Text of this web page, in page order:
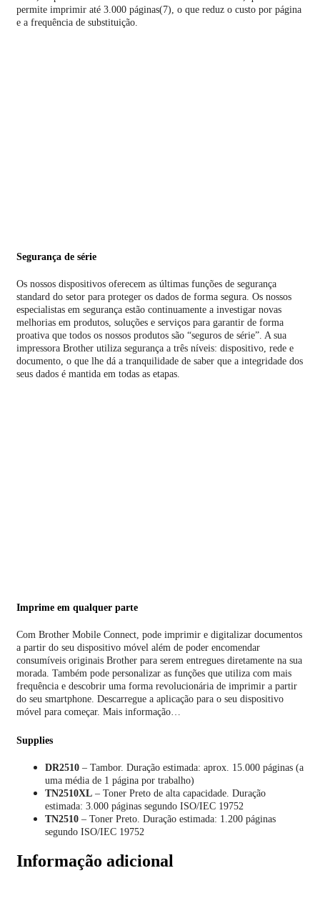
permite imprimir até 3.000 páginas(7), o que reduz o custo por página
e a frequência de substituição.
Segurança de série
Os nossos dispositivos oferecem as últimas funções de segurança
standard do setor para proteger os dados de forma segura. Os nossos
especialistas em segurança estão continuamente a investigar novas
melhorias em produtos, soluções e serviços para garantir de forma
proativa que todos os nossos produtos são “seguros de série”. A sua
impressora Brother utiliza segurança a três níveis: dispositivo, rede e
documento, o que lhe dá a tranquilidade de saber que a integridade dos
seus dados é mantida em todas as etapas.
Imprime em qualquer parte
Com Brother Mobile Connect, pode imprimir e digitalizar documentos
a partir do seu dispositivo móvel além de poder encomendar
consumíveis originais Brother para serem entregues diretamente na sua
morada. Também pode personalizar as funções que utiliza com mais
frequência e descobrir uma forma revolucionária de imprimir a partir
do seu smartphone. Descarregue a aplicação para o seu dispositivo
móvel para começar. Mais informação…
Supplies
DR2510 – Tambor. Duração estimada: aprox. 15.000 páginas (a
uma média de 1 página por trabalho)
TN2510XL – Toner Preto de alta capacidade. Duração
estimada: 3.000 páginas segundo ISO/IEC 19752
TN2510 – Toner Preto. Duração estimada: 1.200 páginas
segundo ISO/IEC 19752
Informação adicional